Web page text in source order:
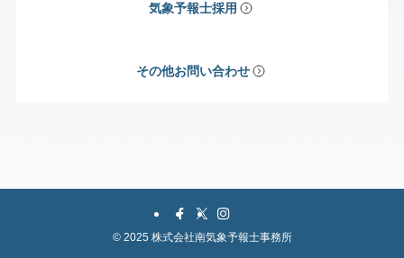
気象予報士採用
その他お問い合わせ
©2025 株式会社南気象予報士事務所